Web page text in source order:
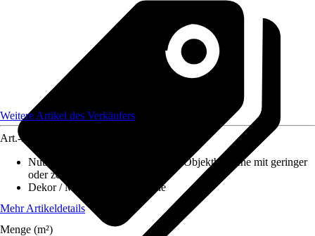
Weitere Artikel des Verkäufers
Art.-Nr.
Nutzungsklasse
31 - Gewerbliche/Objektbereiche mit geringer
oder zeitweiser Nutzung
Dekor / Muster
Landhausdiele
Mehr Artikeldetails
Menge (m²)